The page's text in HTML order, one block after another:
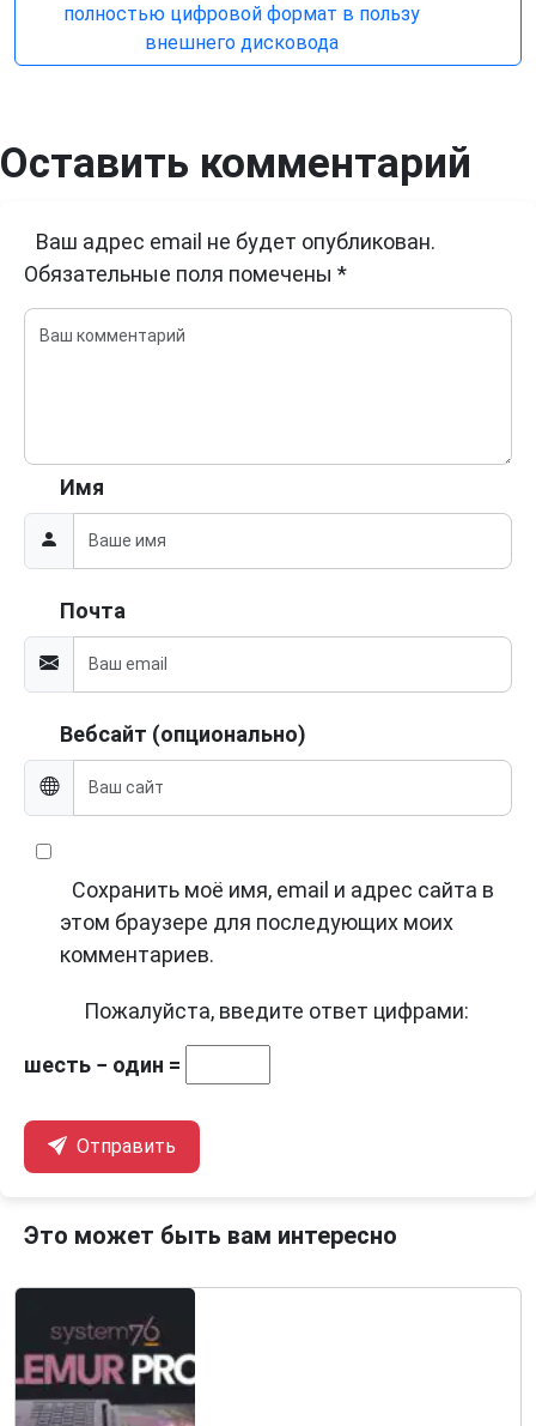
полностью цифровой формат в пользу
внешнего дисковода
Оставить комментарий
Ваш адрес email не будет опубликован.
Обязательные поля помечены *
Имя
Почта
Вебсайт (опционально)
Сохранить моё имя, email и адрес сайта в
этом браузере для последующих моих
комментариев.
Пожалуйста, введите ответ цифрами:
шесть − один =
Отправить
Это может быть вам интересно